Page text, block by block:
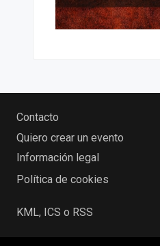
Contacto
Quiero crear un evento
Información legal
Política de cookies
KML, ICS o RSS